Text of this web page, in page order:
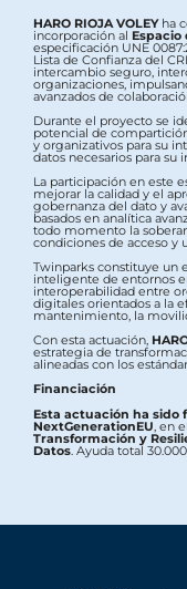
HARO RIOJA VOLEYha
incorporación al Espacio
especificación UNE
Lista de Confianza del
intercambio seguro,
organizaciones,
avanzados de
Durante el proyecto se
potencial de
y organizativos para su
datos necesarios para su
La participación en este
mejorar la calidad y el
gobernanza del dato y
basados en analítica
todo momento la
condiciones de acceso y
Twinparks constituye un
inteligente de entornos
interoperabilidad entre
digitales orientados a la
mantenimiento, la
Con esta actuación,
estrategia de
alineadas con los
Financiación
Esta actuación ha sido
NextGenerationEU , en
Transformación y
Datos . Ayuda total